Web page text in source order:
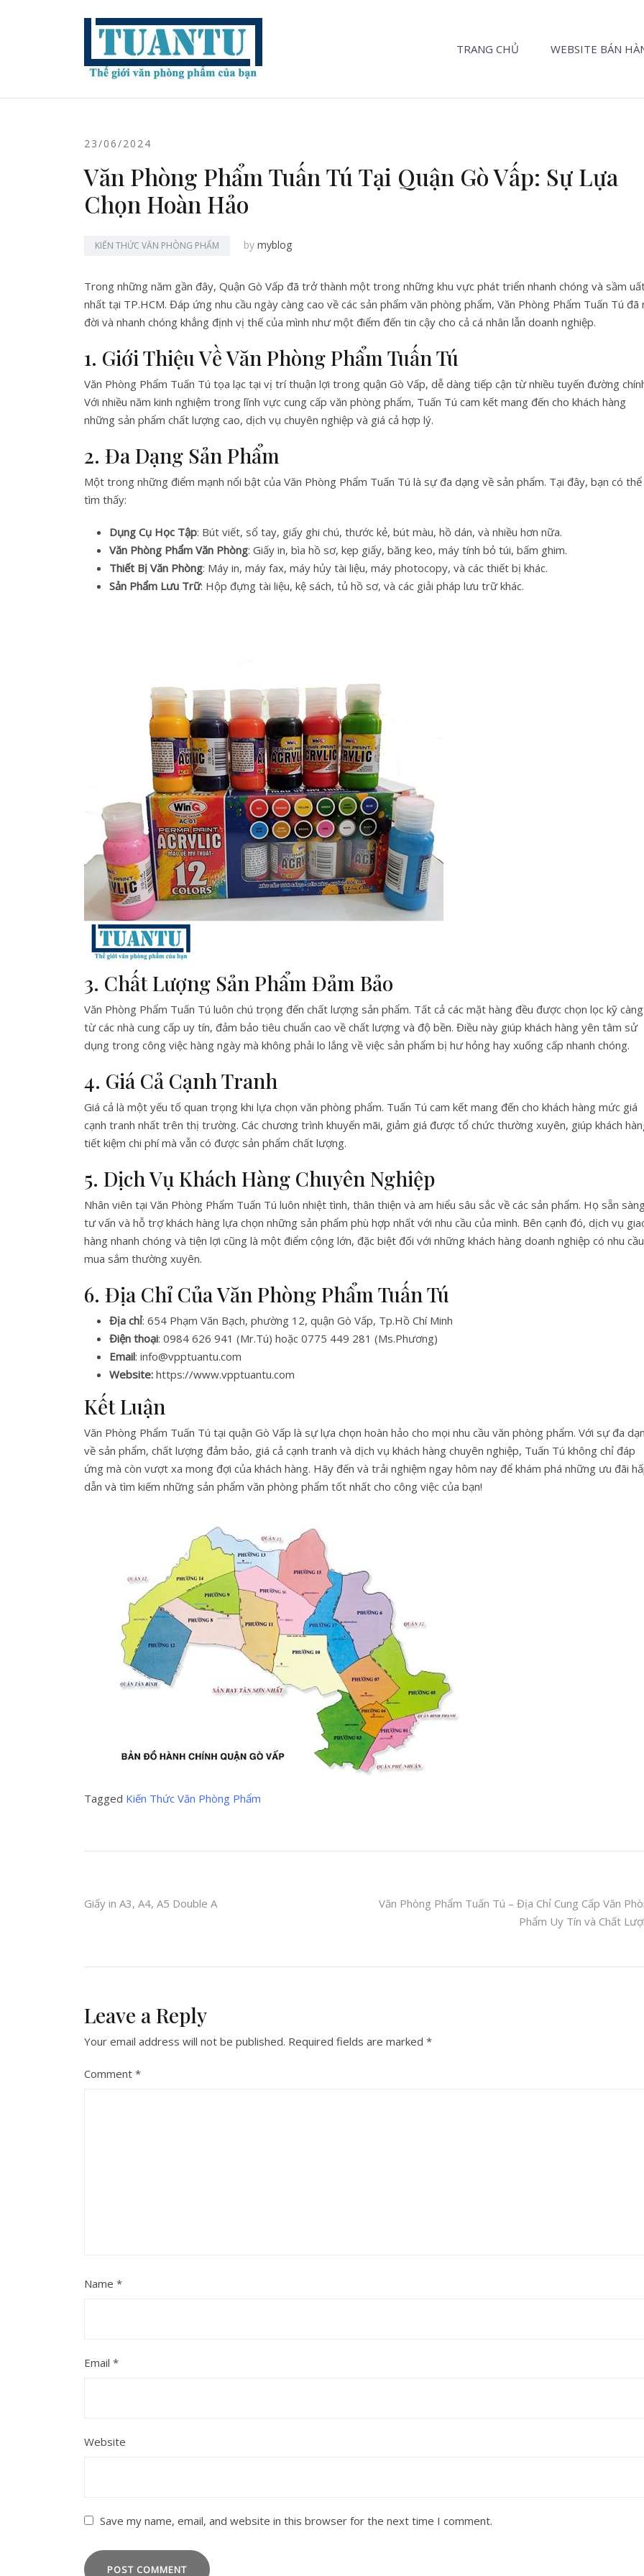
TRANG CHỦ WEBSITE BÁN
23/06/2024
Văn Phòng Phẩm Tuấn Tú Tại Quận Gò Vấp: Sự Lựa
Chọn Hoàn Hảo
KIẾN THỨC VĂN PHÒNG PHẨM by myblog
Trong những năm gần đây, Quận Gò Vấp đã trở thành một trong những khu vực phát triển nhanh chóng và sầm
nhất tại TP.HCM. Đáp ứng nhu cầu ngày càng cao về các sản phẩm văn phòng phẩm, Văn Phòng Phẩm Tuấn Tú đã
đời và nhanh chóng khẳng định vị thế của mình như một điểm đến tin cậy cho cả cá nhân lẫn doanh nghiệp.
1. Giới Thiệu Về Văn Phòng Phẩm Tuấn Tú
Văn Phòng Phẩm Tuấn Tú tọa lạc tại vị trí thuận lợi trong quận Gò Vấp, dễ dàng tiếp cận từ nhiều tuyến đường
Với nhiều năm kinh nghiệm trong lĩnh vực cung cấp văn phòng phẩm, Tuấn Tú cam kết mang đến cho khách hàng
những sản phẩm chất lượng cao, dịch vụ chuyên nghiệp và giá cả hợp lý.
2. Đa Dạng Sản Phẩm
Một trong những điểm mạnh nổi bật của Văn Phòng Phẩm Tuấn Tú là sự đa dạng về sản phẩm. Tại đây, bạn có thể
tìm thấy:
Dụng Cụ Học Tập: Bút viết, sổ tay, giấy ghi chú, thước kẻ, bút màu, hồ dán, và nhiều hơn nữa.
Văn Phòng Phẩm Văn Phòng: Giấy in, bìa hồ sơ, kẹp giấy, băng keo, máy tính bỏ túi, bấm ghim.
Thiết Bị Văn Phòng: Máy in, máy fax, máy hủy tài liệu, máy photocopy, và các thiết bị khác.
Sản Phẩm Lưu Trữ: Hộp đựng tài liệu, kệ sách, tủ hồ sơ, và các giải pháp lưu trữ khác.
3. Chất Lượng Sản Phẩm Đảm Bảo
Văn Phòng Phẩm Tuấn Tú luôn chú trọng đến chất lượng sản phẩm. Tất cả các mặt hàng đều được chọn lọc kỹ càng
từ các nhà cung cấp uy tín, đảm bảo tiêu chuẩn cao về chất lượng và độ bền. Điều này giúp khách hàng yên tâm sử
dụng trong công việc hàng ngày mà không phải lo lắng về việc sản phẩm bị hư hỏng hay xuống cấp nhanh chóng.
4. Giá Cả Cạnh Tranh
Giá cả là một yếu tố quan trọng khi lựa chọn văn phòng phẩm. Tuấn Tú cam kết mang đến cho khách hàng mức giá
cạnh tranh nhất trên thị trường. Các chương trình khuyến mãi, giảm giá được tổ chức thường xuyên, giúp khách
tiết kiệm chi phí mà vẫn có được sản phẩm chất lượng.
5. Dịch Vụ Khách Hàng Chuyên Nghiệp
Nhân viên tại Văn Phòng Phẩm Tuấn Tú luôn nhiệt tình, thân thiện và am hiểu sâu sắc về các sản phẩm. Họ sẵn
tư vấn và hỗ trợ khách hàng lựa chọn những sản phẩm phù hợp nhất với nhu cầu của mình. Bên cạnh đó, dịch vụ
hàng nhanh chóng và tiện lợi cũng là một điểm cộng lớn, đặc biệt đối với những khách hàng doanh nghiệp có nhu cầu
mua sắm thường xuyên.
6. Địa Chỉ Của Văn Phòng Phẩm Tuấn Tú
Địa chỉ: 654 Phạm Văn Bạch, phường 12, quận Gò Vấp, Tp.Hồ Chí Minh
Điện thoại: 0984 626 941 (Mr.Tú) hoặc 0775 449 281 (Ms.Phương)
Email: info@vpptuantu.com
Website: https://www.vpptuantu.com
Kết Luận
Văn Phòng Phẩm Tuấn Tú tại quận Gò Vấp là sự lựa chọn hoàn hảo cho mọi nhu cầu văn phòng phẩm. Với sự đa
về sản phẩm, chất lượng đảm bảo, giá cả cạnh tranh và dịch vụ khách hàng chuyên nghiệp, Tuấn Tú không chỉ đáp
ứng mà còn vượt xa mong đợi của khách hàng. Hãy đến và trải nghiệm ngay hôm nay để khám phá những ưu đãi
dẫn và tìm kiếm những sản phẩm văn phòng phẩm tốt nhất cho công việc của bạn!
Tagged Kiến Thức Văn Phòng Phẩm
Post
Giấy in A3, A4, A5 Double A
Văn Phòng Phẩm Tuấn Tú – Địa Chỉ Cung Cấp Văn
Phẩm Uy Tín và Chất
Leave a Reply
Your email address will not be published. Required fields are marked *
Comment *
Name *
Email *
Website
Save my name, email, and website in this browser for the next time I comment.